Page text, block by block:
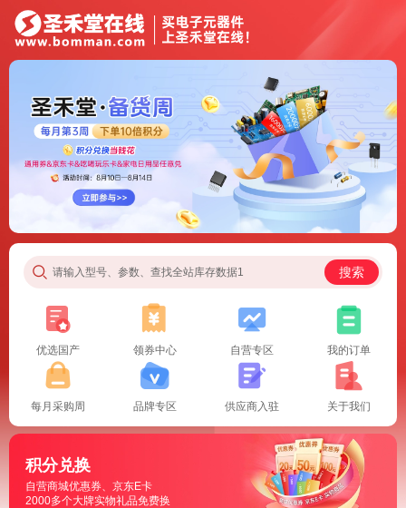
请输入型号、参数、查找全站库存数据1 搜索
优选国产 领券中心 自营专区 我的订单
每月采购周 品牌专区 供应商入驻 关于我们
积分兑换
自营商城优惠券、京东E卡
2000多个大牌实物礼品免费换